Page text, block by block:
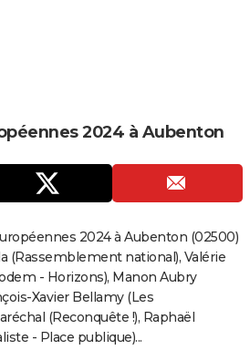
2024 à Aubenton
2024 à Aubenton (02500)
(Rassemblement national), Valérie
- Horizons), Manon Aubry
Xavier Bellamy (Les
(Reconquête !), Raphaël
- Place publique)...